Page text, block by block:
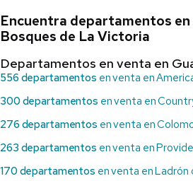
Encuentra departamentos
Bosques de La Victoria
Departamentos en venta en
556 departamentos en venta en
300 departamentos en venta en
276 departamentos en venta en
263 departamentos en venta en
170 departamentos en venta en Ladrón